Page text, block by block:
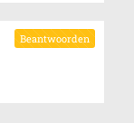
Beantwoorden